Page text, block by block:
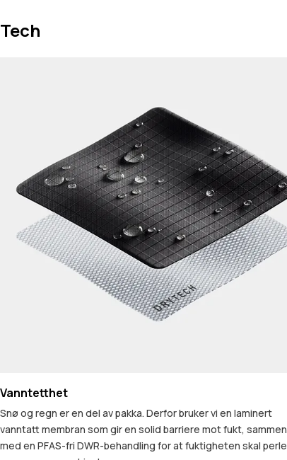
Tech
Vanntetthet
Snø og regn er en del av pakka. Derfor bruker vi en laminert
vanntatt membran som gir en solid barriere mot fukt, sammen
med en PFAS-fri DWR-behandling for at fuktigheten skal perle